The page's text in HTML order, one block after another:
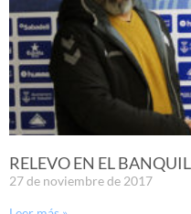
RELEVO EN EL
27 de noviembre de 2017